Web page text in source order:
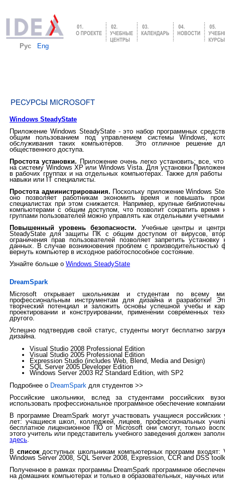
Рус Eng
Windows SteadyState
Приложение Windows SteadyState - это набор программных
общим пользованием под управлением системы Windows,
обслуживания таких компьютеров. Это отличное решение
общественного доступа.
Простота установки. Приложение очень легко установить; все,
на систему Windows XP или Windows Vista. Для установки
в рабочих группах и на отдельных компьютерах. Также для
навыки или IT специалисты.
Простота администрирования. Поскольку приложение Windows
оно позволяет работникам экономить время и повышать
специалистах при этом снижается. Например, крупные
компьютерами с общим доступом, что позволит сократить
группами пользователей можно управлять как отдельными
Повышенный уровень безопасности. Учебные центры и
SteadyState для защиты ПК с общим доступом от вирусов,
ограничения прав пользователей позволяет запретить
данных. В случае возникновения проблем с производительностью
вернуть компьютер в исходное работоспособное состояние.
Узнайте больше о Windows SteadyState
DreamSpark
Microsoft открывает школьникам и студентам по всему
профессиональным инструментам для дизайна и разработки!
творческий потенциал и заложить основы успешной учебы и
проектировании и конструировании, применении современных
другого.
Успешно подтвердив свой статус, студенты могут бесплатно
дизайна.
Visual Studio 2008 Professional Edition
Visual Studio 2005 Professional Edition
Expression Studio (includes Web, Blend, Media and Design)
SQL Server 2005 Developer Edition
Windows Server 2003 R2 Standard Edition, with SP2
Подробнее о DreamSpark для студентов >>
Российские школьники, вслед за студентами российских
использовать профессиональное программное обеспечение
В программе DreamSpark могут участвовать учащиеся
лет: учащиеся школ, колледжей, лицеев, профессиональных
бесплатное лицензионное ПО от Microsoft они смогут, только
этого учитель или представитель учебного заведения должен
здесь.
В списокдоступных школьникам компьютерных программ
Windows Server 2008, SQL Server 2008, Expression, CCR and DSS
Полученное в рамках программы DreamSpark программное
на домашних компьютерах и только в образовательных, научных